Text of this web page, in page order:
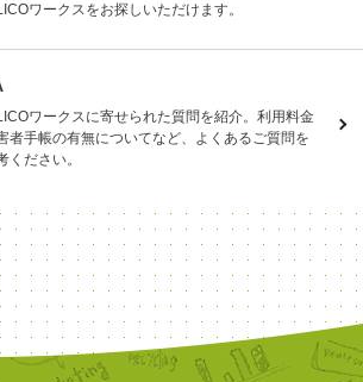
ワークスをお探しいただけます。
ワークスに寄せられた質問を紹介。利用料金
者手帳の有無についてなど、よくあるご質問を
ください。